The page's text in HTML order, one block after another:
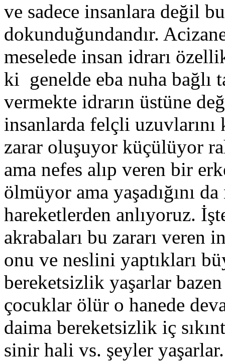
ve sadece insanlara değil
dokunduğundandır.
meselede insan idrarı
ki genelde eba nuha bağlı
vermekte idrarın üstüne
insanlarda felçli
zarar oluşuyor küçülüyor
ama nefes alıp veren bir
ölmüyor ama yaşadığını
hareketlerden anlıyoruz.
akrabaları bu zararı veren
onu ve neslini yaptıkları
bereketsizlik yaşarlar
çocuklar ölür o hanede
daima bereketsizlik iç
sinir hali vs. şeyler